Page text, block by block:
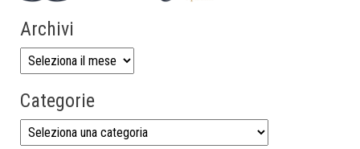
Archivi
Categorie